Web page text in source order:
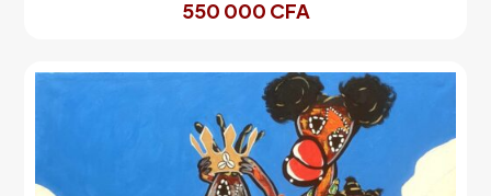
550 000 CFA